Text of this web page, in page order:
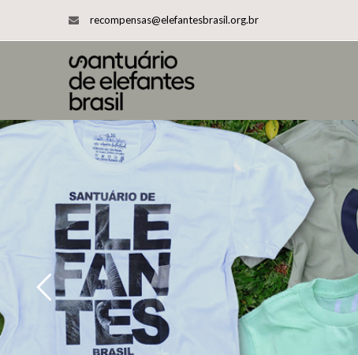
recompensas@elefantesbrasil.org.br